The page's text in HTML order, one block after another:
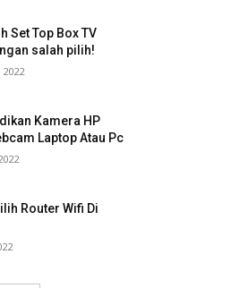
Set Top Box TV
salah pilih!
Kamera HP
Laptop Atau Pc
Router Wifi Di